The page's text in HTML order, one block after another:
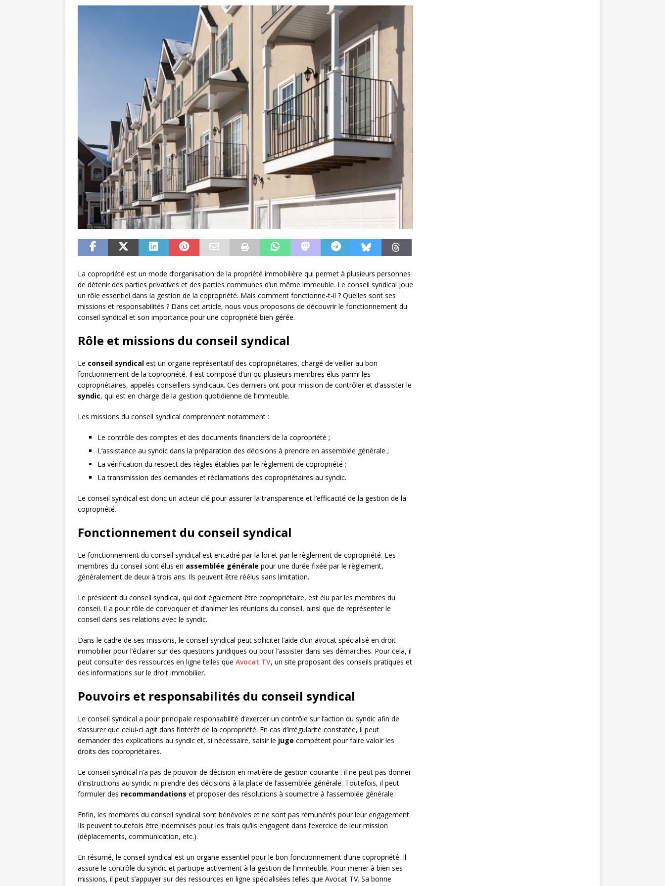
La copropriété est un mode d’organisation de la propriété immobilière qui permet à plusieurs personnes
de détenir des parties privatives et des parties communes d’un même immeuble. Le conseil syndical joue
un rôle essentiel dans la gestion de la copropriété. Mais comment fonctionne-t-il ? Quelles sont ses
missions et responsabilités ? Dans cet article, nous vous proposons de découvrir le fonctionnement du
conseil syndical et son importance pour une copropriété bien gérée.
Rôle et missions du conseil syndical
Le conseil syndical est un organe représentatif des copropriétaires, chargé de veiller au bon
fonctionnement de la copropriété. Il est composé d’un ou plusieurs membres élus parmi les
copropriétaires, appelés conseillers syndicaux. Ces derniers ont pour mission de contrôler et d’assister le
syndic, qui est en charge de la gestion quotidienne de l’immeuble.
Les missions du conseil syndical comprennent notamment :
Le contrôle des comptes et des documents financiers de la copropriété ;
L’assistance au syndic dans la préparation des décisions à prendre en assemblée générale ;
La vérification du respect des règles établies par le règlement de copropriété ;
La transmission des demandes et réclamations des copropriétaires au syndic.
Le conseil syndical est donc un acteur clé pour assurer la transparence et l’efficacité de la gestion de la
copropriété.
Fonctionnement du conseil syndical
Le fonctionnement du conseil syndical est encadré par la loi et par le règlement de copropriété. Les
membres du conseil sont élus en assemblée générale pour une durée fixée par le règlement,
généralement de deux à trois ans. Ils peuvent être réélus sans limitation.
Le président du conseil syndical, qui doit également être copropriétaire, est élu par les membres du
conseil. Il a pour rôle de convoquer et d’animer les réunions du conseil, ainsi que de représenter le
conseil dans ses relations avec le syndic.
Dans le cadre de ses missions, le conseil syndical peut solliciter l’aide d’un avocat spécialisé en droit
immobilier pour l’éclairer sur des questions juridiques ou pour l’assister dans ses démarches. Pour cela, il
peut consulter des ressources en ligne telles que Avocat TV, un site proposant des conseils pratiques et
des informations sur le droit immobilier.
Pouvoirs et responsabilités du conseil syndical
Le conseil syndical a pour principale responsabilité d’exercer un contrôle sur l’action du syndic afin de
s’assurer que celui-ci agit dans l’intérêt de la copropriété. En cas d’irrégularité constatée, il peut
demander des explications au syndic et, si nécessaire, saisir le juge compétent pour faire valoir les
droits des copropriétaires.
Le conseil syndical n’a pas de pouvoir de décision en matière de gestion courante : il ne peut pas donner
d’instructions au syndic ni prendre des décisions à la place de l’assemblée générale. Toutefois, il peut
formuler des recommandations et proposer des résolutions à soumettre à l’assemblée générale.
Enfin, les membres du conseil syndical sont bénévoles et ne sont pas rémunérés pour leur engagement.
Ils peuvent toutefois être indemnisés pour les frais qu’ils engagent dans l’exercice de leur mission
(déplacements, communication, etc.).
En résumé, le conseil syndical est un organe essentiel pour le bon fonctionnement d’une copropriété. Il
assure le contrôle du syndic et participe activement à la gestion de l’immeuble. Pour mener à bien ses
missions, il peut s’appuyer sur des ressources en ligne spécialisées telles que Avocat TV. Sa bonne